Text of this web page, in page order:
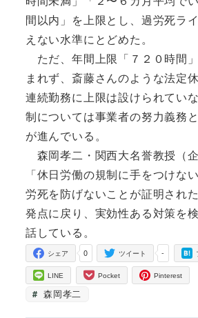
間以内」を上限とし、過労死ラ
えない水準にとどめた。
ただ、年間上限「７２０時間
まれず、斎藤さんのような法定
連続勤務に上限は設けられてい
制については事業者の努力義務
が進んでいる。
森岡孝二・関西大名誉教授（
「休日労働の規制に手をつけな
労死を防げないことが証明され
発点に戻り、実効性ある対策を
話している。
0
シェア -
ツイート
LINE Pocket Pinterest
森岡孝二